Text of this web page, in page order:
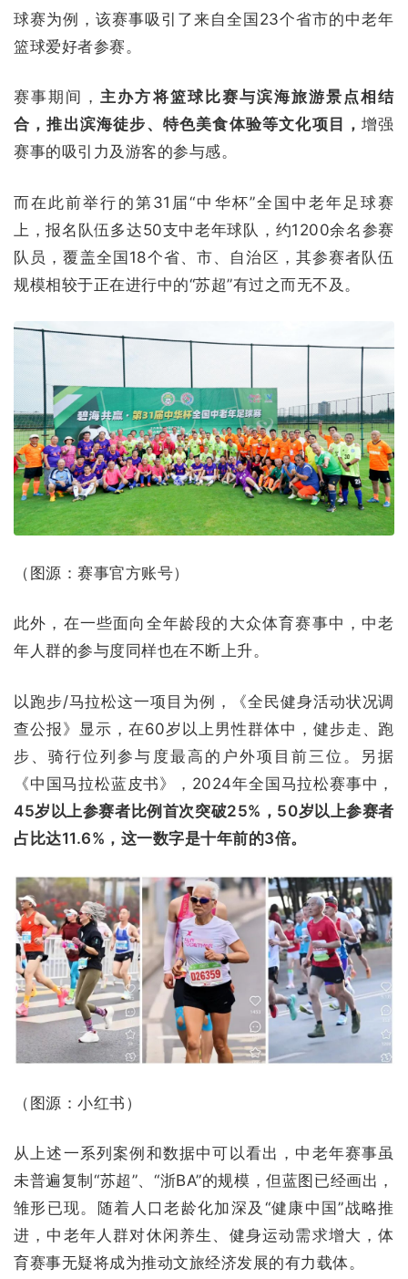
球赛为例，该赛事吸引了来自全国23个省市的中老年
篮球爱好者参赛。
赛事期间，主办方将篮球比赛与滨海旅游景点相结
合，推出滨海徒步、特色美食体验等文化项目，增强
赛事的吸引力及游客的参与感。
而在此前举行的第31届“中华杯”全国中老年足球赛
上，报名队伍多达50支中老年球队，约1200余名参赛
队员，覆盖全国18个省、市、自治区，其参赛者队伍
规模相较于正在进行中的“苏超”有过之而无不及。
（图源：赛事官方账号）
此外，在一些面向全年龄段的大众体育赛事中，中老
年人群的参与度同样也在不断上升。
以跑步/马拉松这一项目为例，《全民健身活动状况调
查公报》显示，在60岁以上男性群体中，健步走、跑
步、骑行位列参与度最高的户外项目前三位。另据
《中国马拉松蓝皮书》，2024年全国马拉松赛事中，
45岁以上参赛者比例首次突破25%，50岁以上参赛者
占比达11.6%，这一数字是十年前的3倍。
（图源：小红书）
从上述一系列案例和数据中可以看出，中老年赛事虽
未普遍复制“苏超”、“浙BA”的规模，但蓝图已经画出，
雏形已现。随着人口老龄化加深及“健康中国”战略推
进，中老年人群对休闲养生、健身运动需求增大，体
育赛事无疑将成为推动文旅经济发展的有力载体。